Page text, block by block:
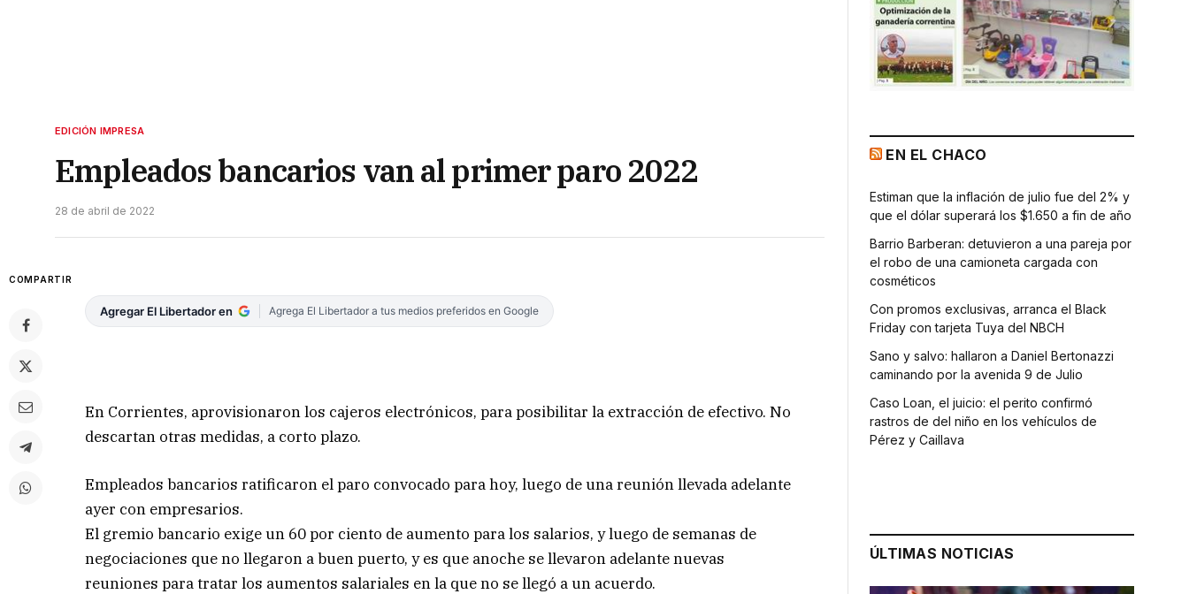
EDICIÓN IMPRESA
Empleados bancarios van al primer paro 2022
28 de abril de 2022
COMPARTIR
Agregar El Libertador en Agrega El Libertador a tus medios preferidos en Google
En Corrientes, aprovisionaron los cajeros electrónicos, para posibilitar la extracción de efectivo. No
descartan otras medidas, a corto plazo.
Empleados bancarios ratificaron el paro convocado para hoy, luego de una reunión llevada adelante
ayer con empresarios.
El gremio bancario exige un 60 por ciento de aumento para los salarios, y luego de semanas de
negociaciones que no llegaron a buen puerto, y es que anoche se llevaron adelante nuevas
reuniones para tratar los aumentos salariales en la que no se llegó a un acuerdo.
EN EL CHACO
Estiman que la inflación de julio fue del 2% y
que el dólar superará los $1.650 a fin de año
Barrio Barberan: detuvieron a una pareja por
el robo de una camioneta cargada con
cosméticos
Con promos exclusivas, arranca el Black
Friday con tarjeta Tuya del NBCH
Sano y salvo: hallaron a Daniel Bertonazzi
caminando por la avenida 9 de Julio
Caso Loan, el juicio: el perito confirmó
rastros de del niño en los vehículos de
Pérez y Caillava
ÚLTIMAS NOTICIAS